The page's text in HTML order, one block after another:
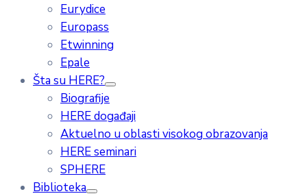
Eurydice
Europass
Etwinning
Epale
Šta su HERE?
Biografije
HERE događaji
Aktuelno u oblasti visokog obrazovanja
HERE seminari
SPHERE
Biblioteka